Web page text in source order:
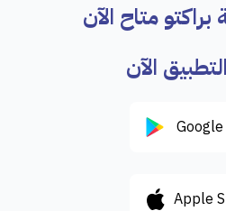
متاح الآن
الآن
Apple